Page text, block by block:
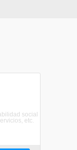
social
etc.